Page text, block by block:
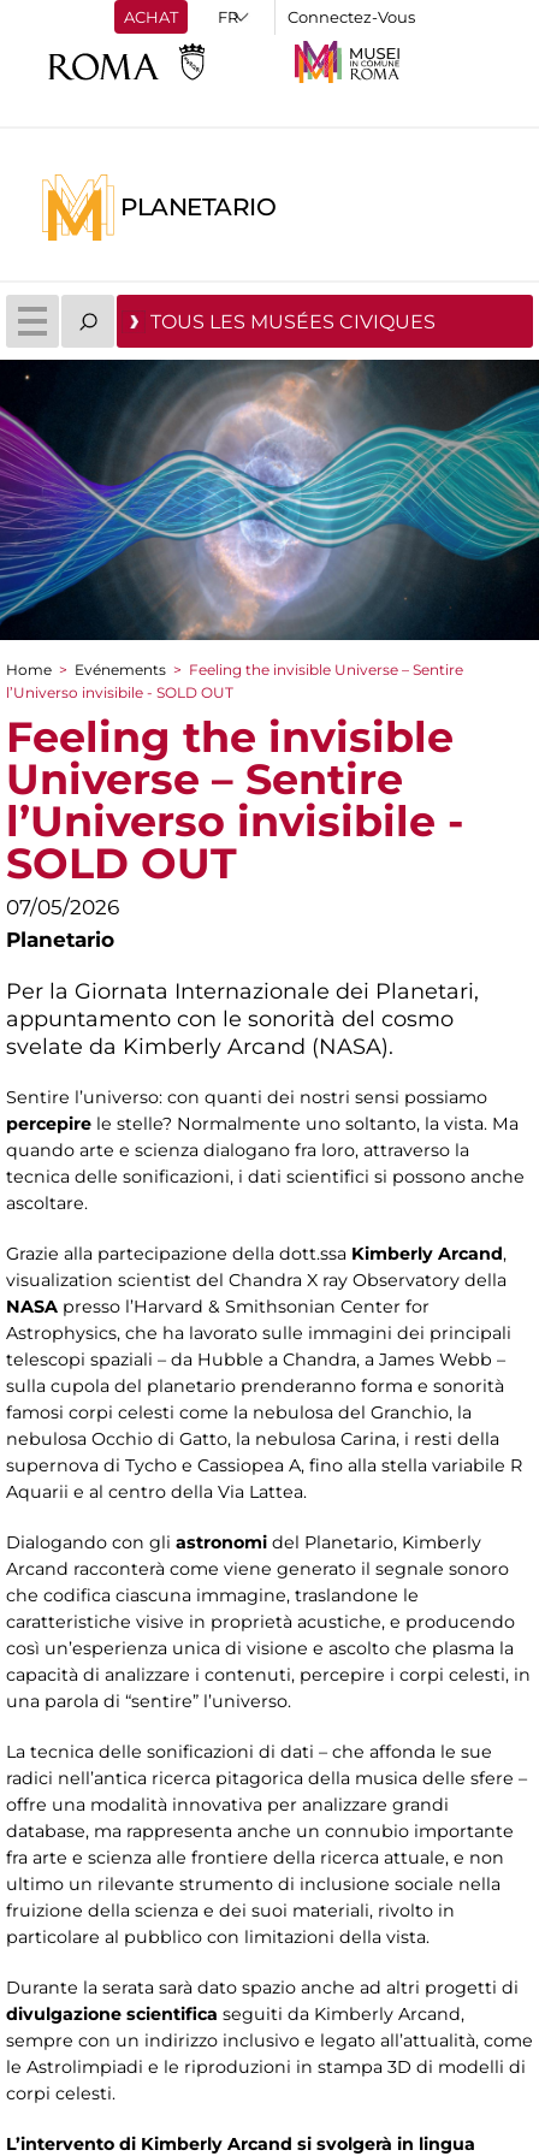
ACHAT Connectez-Vous
PLANETARIO
TOUS LES MUSÉES CIVIQUES
You are here
Home > Evénements > Feeling the invisible Universe – Sentire
l’Universo invisibile - SOLD OUT
Feeling the invisible
Universe – Sentire
l’Universo invisibile -
SOLD OUT
07/05/2026
Planetario
Per la Giornata Internazionale dei Planetari,
appuntamento con le sonorità del cosmo
svelate da Kimberly Arcand (NASA).
Sentire l’universo: con quanti dei nostri sensi possiamo
percepire le stelle? Normalmente uno soltanto, la vista. Ma
quando arte e scienza dialogano fra loro, attraverso la
tecnica delle sonificazioni, i dati scientifici si possono anche
ascoltare.
Grazie alla partecipazione della dott.ssa Kimberly Arcand,
visualization scientist del Chandra X ray Observatory della
NASA presso l’Harvard & Smithsonian Center for
Astrophysics, che ha lavorato sulle immagini dei principali
telescopi spaziali – da Hubble a Chandra, a James Webb –
sulla cupola del planetario prenderanno forma e sonorità
famosi corpi celesti come la nebulosa del Granchio, la
nebulosa Occhio di Gatto, la nebulosa Carina, i resti della
supernova di Tycho e Cassiopea A, fino alla stella variabile R
Aquarii e al centro della Via Lattea.
Dialogando con gli astronomi del Planetario, Kimberly
Arcand racconterà come viene generato il segnale sonoro
che codifica ciascuna immagine, traslandone le
caratteristiche visive in proprietà acustiche, e producendo
così un’esperienza unica di visione e ascolto che plasma la
capacità di analizzare i contenuti, percepire i corpi celesti, in
una parola di “sentire” l’universo.
La tecnica delle sonificazioni di dati – che affonda le sue
radici nell’antica ricerca pitagorica della musica delle sfere –
offre una modalità innovativa per analizzare grandi
database, ma rappresenta anche un connubio importante
fra arte e scienza alle frontiere della ricerca attuale, e non
ultimo un rilevante strumento di inclusione sociale nella
fruizione della scienza e dei suoi materiali, rivolto in
particolare al pubblico con limitazioni della vista.
Durante la serata sarà dato spazio anche ad altri progetti di
divulgazione scientifica seguiti da Kimberly Arcand,
sempre con un indirizzo inclusivo e legato all’attualità, come
le Astrolimpiadi e le riproduzioni in stampa 3D di modelli di
corpi celesti.
L’intervento di Kimberly Arcand si svolgerà in lingua